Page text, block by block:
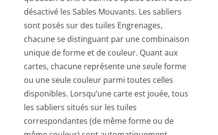
désactivé les Sables Mouvants. Les sabliers
sont posés sur des tuiles Engrenages,
chacune se distinguant par une combinaison
unique de forme et de couleur. Quant aux
cartes, chacune représente une seule forme
ou une seule couleur parmi toutes celles
disponibles. Lorsqu’une carte est jouée, tous
les sabliers situés sur les tuiles
correspondantes (de même forme ou de